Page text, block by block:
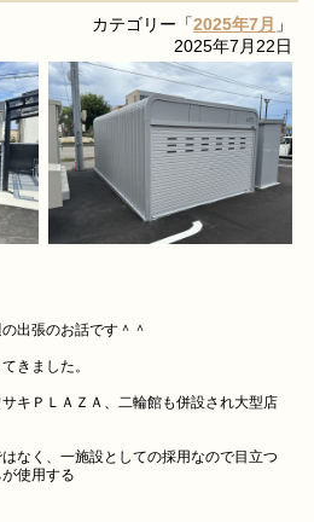
カテゴリー「2025年7月 」
2025年7月22日
出張のお話です＾＾
きました。
キＰＬＡＺＡ、二輪館も併設され大型店
なく、一施設としての採用なので目立つ
使用する